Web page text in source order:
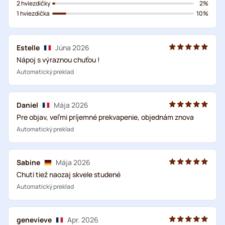
2 hviezdičky
1 hviezdička
2%
10%
Estelle
Júna 2026
Nápoj s výraznou chuťou !
Automatický preklad
Daniel
Mája 2026
Pre objav, veľmi príjemné prekvapenie, objednám znova
Automatický preklad
Sabine
Mája 2026
Chutí tiež naozaj skvele studené
Automatický preklad
genevieve
Apr. 2026